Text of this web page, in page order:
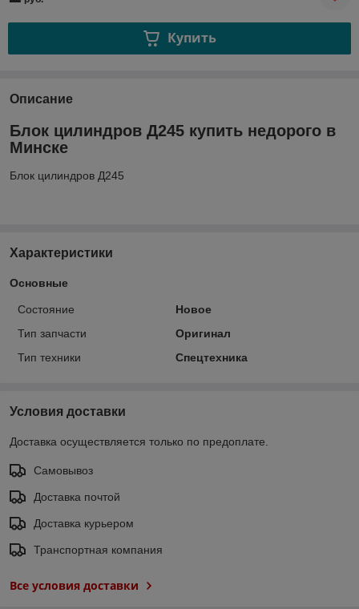
Купить
Описание
Блок цилиндров Д245 купить недорого в
Минске
Блок цилиндров Д245
Характеристики
Основные
Состояние
Новое
Тип запчасти
Оригинал
Тип техники
Спецтехника
Условия доставки
Доставка осуществляется только по предоплате.
Самовывоз
Доставка почтой
Доставка курьером
Транспортная компания
Все условия доставки